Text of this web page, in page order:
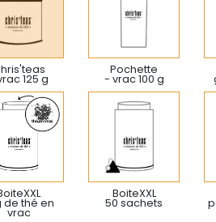
125 g
Pochette
- vrac 100 g
de thé en
vrac
BoiteXXL
50 sachets